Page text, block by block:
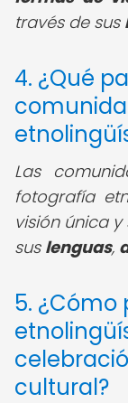
través de sus
4. ¿Qué
Las
fotografía
visión única
sus lenguas,
5.
cultural?